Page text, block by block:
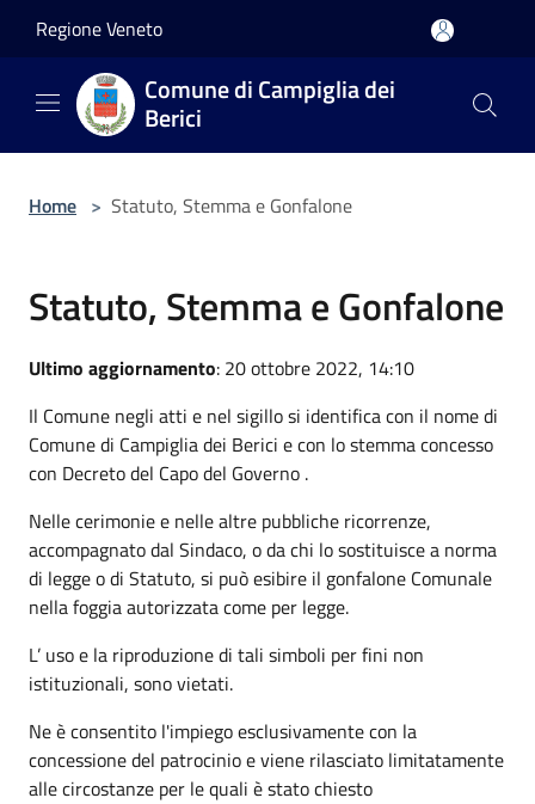
Regione Veneto
Comune di Campiglia dei
Berici
Home > Statuto, Stemma e Gonfalone
Statuto, Stemma e Gonfalone
Ultimo aggiornamento: 20 ottobre 2022, 14:10
Il Comune negli atti e nel sigillo si identifica con il nome di
Comune di Campiglia dei Berici e con lo stemma concesso
con Decreto del Capo del Governo .
Nelle cerimonie e nelle altre pubbliche ricorrenze,
accompagnato dal Sindaco, o da chi lo sostituisce a norma
di legge o di Statuto, si può esibire il gonfalone Comunale
nella foggia autorizzata come per legge.
L’ uso e la riproduzione di tali simboli per fini non
istituzionali, sono vietati.
Ne è consentito l'impiego esclusivamente con la
concessione del patrocinio e viene rilasciato limitatamente
alle circostanze per le quali è stato chiesto